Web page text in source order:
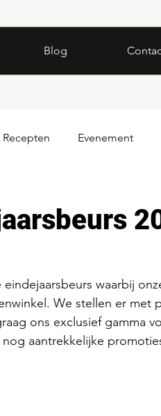
Blog
Recepten Evenement
waarbij
We stellen er met
ons exclusief gamma
aantrekkelijke